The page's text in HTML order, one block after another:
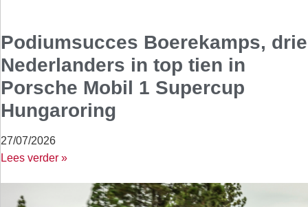
Podiumsucces Boerekamps, drie
Nederlanders in top tien in
Porsche Mobil 1 Supercup
Hungaroring
27/07/2026
Lees verder »